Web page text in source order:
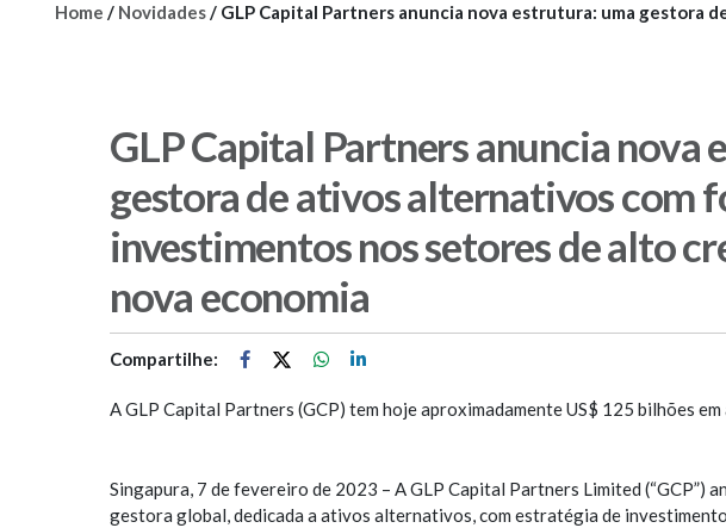
Home / Novidades/ GLP Capital Partners anuncia nova estrutura: uma gestora
GLP Capital Partners anuncia nova
gestora de ativos alternativos com
investimentos nos setores de alto
nova economia
Compartilhe:
A GLP Capital Partners (GCP) tem hoje aproximadamente US$ 125 bilhões
Singapura, 7 de fevereiro de 2023 – A GLP Capital Partners Limited (“GCP”)
gestora global, dedicada a ativos alternativos, com estratégia de